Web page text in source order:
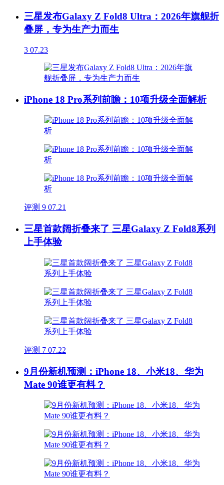
三星发布Galaxy Z Fold8 Ultra：2026年旗舰折
叠屏，专为生产力而生
3 07.23
iPhone 18 Pro系列前瞻：10项升级全面解析
评测 9 07.21
三星首款阔折叠来了 三星Galaxy Z Fold8系列
上手体验
评测 7 07.22
9月份新机预测：iPhone 18、小米18、华为
Mate 90谁更有料？